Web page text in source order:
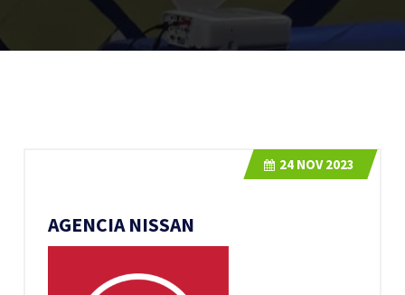
AGENCIA NISSAN
24 NOV 2023